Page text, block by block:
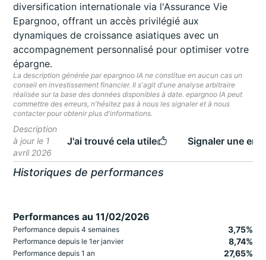
diversification internationale via l'Assurance Vie
Epargnoo, offrant un accès privilégié aux
dynamiques de croissance asiatiques avec un
accompagnement personnalisé pour optimiser votre
épargne.
La description générée par epargnoo IA ne constitue en aucun cas un
conseil en investissement financier. Il s'agit d'une analyse arbitraire
réalisée sur la base des données disponibles à date. epargnoo IA peut
commettre des erreurs, n'hésitez pas à nous les signaler et à nous
contacter pour obtenir plus d'informations.
Description
à jour le 1
avril 2026
J'ai trouvé cela utile Signaler une
Historiques de performances
Performances au 11/02/2026
Performance depuis 4 semaines 3,75%
Performance depuis le 1er janvier 8,74%
Performance depuis 1 an 27,65%